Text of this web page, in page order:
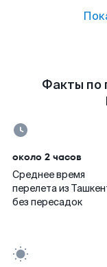
Факты по
около 2 часов
Среднее время
перелета из
без пересадок